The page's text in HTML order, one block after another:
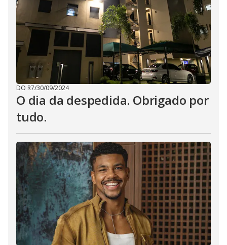
DO R7/30/09/2024
O dia da despedida. Obrigado por
tudo.